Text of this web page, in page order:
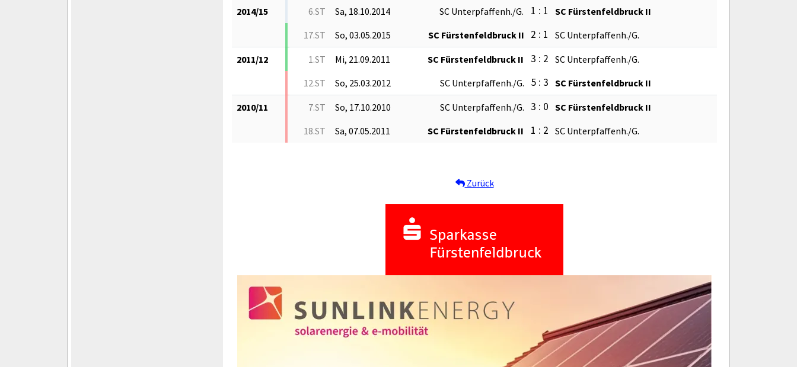
2014/15 6.ST Sa, 18.10.2014 SC Unterpfaffenh./G. 1 : 1
SC Fürstenfeldbruck II
17.ST
So, 03.05.2015 SC Fürstenfeldbruck II 2 : 1 SC Unterpfaffenh./G.
2011/12 1.ST Mi, 21.09.2011 SC Fürstenfeldbruck II 3 : 2 SC Unterpfaffenh./G.
12.ST
So, 25.03.2012 SC Unterpfaffenh./G. 5 : 3 SC Fürstenfeldbruck II
2010/11 7.ST So, 17.10.2010 SC Unterpfaffenh./G. 3 : 0
SC Fürstenfeldbruck II
18.ST
Sa, 07.05.2011 SC Fürstenfeldbruck II 1 : 2 SC Unterpfaffenh./G.
Zurück